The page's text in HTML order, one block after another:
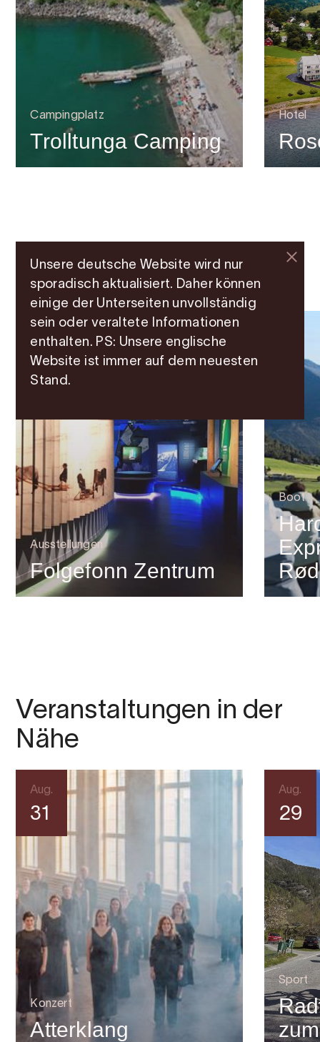
Campingplatz
Trolltunga Camping
Hotel
Weitere Attraktionen
Ausstellungen
Folgefonn Zentrum
Boot
Veranstaltungen in der
Nähe
Aug.
31
Konzert
Atterklang
Aug.
29
Sport
Unsere deutsche Website wird nur
sporadisch aktualisiert. Daher können
einige der Unterseiten unvollständig
sein oder veraltete Informationen
enthalten. PS: Unsere englische
Website ist immer auf dem neuesten
Stand.